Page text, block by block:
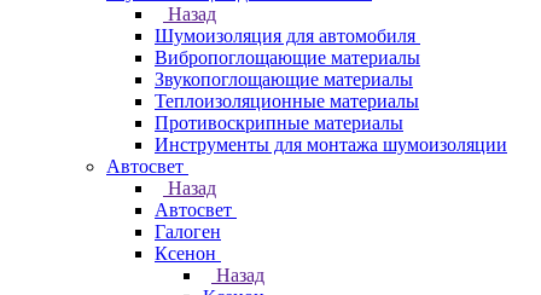
Назад
Шумоизоляция для автомобиля
Вибропоглощающие материалы
Звукопоглощающие материалы
Теплоизоляционные материалы
Противоскрипные материалы
Инструменты для монтажа шумоизоляции
Автосвет
Назад
Автосвет
Галоген
Ксенон
Назад